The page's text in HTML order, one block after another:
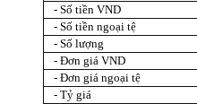
- Số tiền VND
- Số tiền ngoại tệ
- Số lượng
- Đơn giá VND
- Đơn giá ngoại tệ
- Tỷ giá